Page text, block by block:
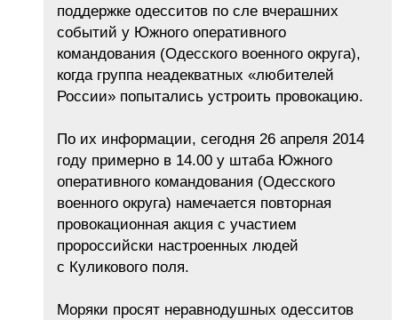
поддержке одесситов по сле вчерашних
событий у Южного оперативного
командования (Одесского военного округа),
когда группа неадекватных «любителей
России» попытались устроить провокацию.
По их информации, сегодня 26 апреля 2014
году примерно в 14.00 у штаба Южного
оперативного командования (Одесского
военного округа) намечается повторная
провокационная акция с участием
пророссийски настроенных людей
с Куликового поля.
Моряки просят неравнодушных одесситов